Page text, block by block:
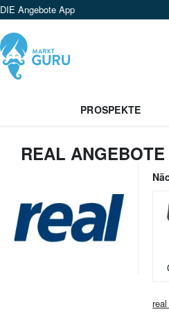
DIE Angebote App
PROSPEKTE
REAL
real